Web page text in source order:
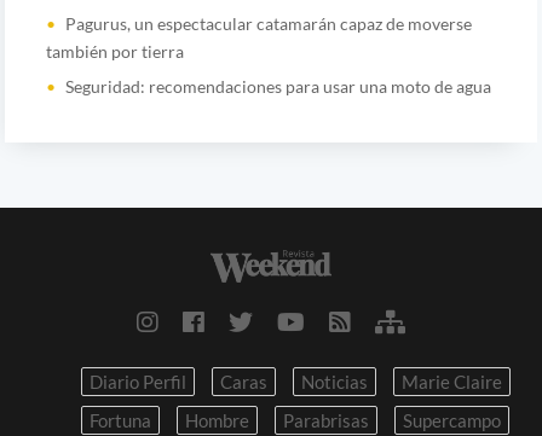
Pagurus, un espectacular catamarán capaz de moverse
también por tierra
Seguridad: recomendaciones para usar una moto de agua
Diario Perfil Caras Noticias
Marie Claire
Fortuna
Hombre Parabrisas Supercampo